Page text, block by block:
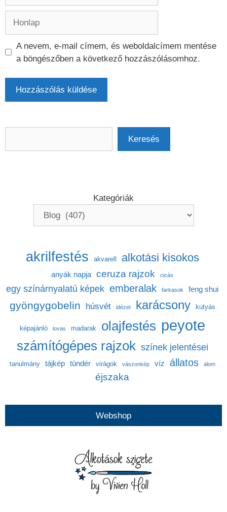
A nevem, e-mail címem, és weboldalcímem mentése
a böngészőben a következő hozzászólásomhoz.
Keresés
Kategóriák
akrilfestés akvarell alkotási kisokos
anyák napja ceruza rajzok cicás
egy színárnyalatú képek emberalak farkasok feng shui
gyöngygobelin húsvét idézet karácsony kutyás
képajánló lovas madarak olajfestés peyote
számítógépes rajzok színek jelentései
tanulmány tájkép tündér virágok vászonkép víz állatos álom
éjszaka
Webshop